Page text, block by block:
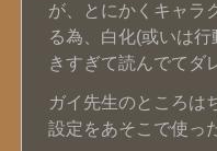
が、とにかくキャラ
る為、白化(或いは
きすぎて読んでてダ
ガイ先生のところは
設定をあそこで使っ